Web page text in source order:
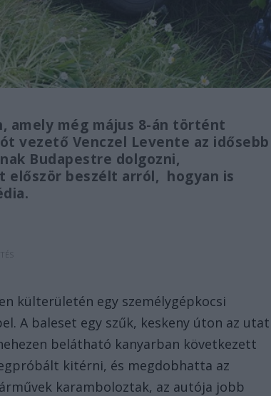
amely még május 8-án történt
vezető Venczel Levente az idősebb
Budapestre dolgozni,
először beszélt arról, hogyan is
külterületén egy személygépkocsi
A baleset egy szűk, keskeny úton az utat
belátható kanyarban következett
kitérni, és megdobhatta az
karamboloztak, az autója jobb